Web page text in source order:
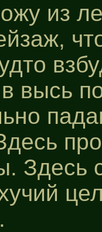
из
высь
Здесь